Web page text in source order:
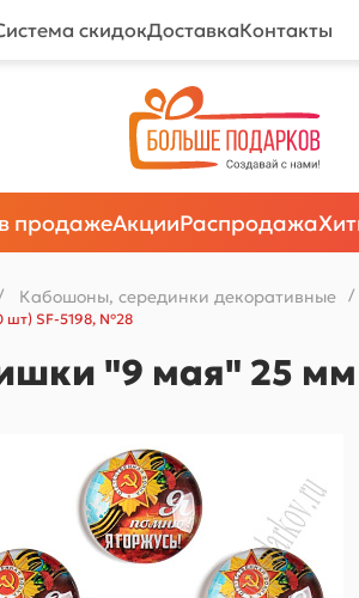
скидокДоставкаКонтакты
продажеАкцииРаспродажа
Кабошоны, серединки декоративные /
SF-5198, №28
"9 мая" 25 мм